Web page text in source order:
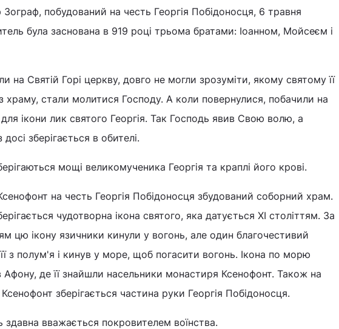
побудований на честь Георгія Побідоносця, 6 травня
була заснована в 919 році трьома братами: Іоанном, Мойсеєм і
на Святій Горі церкву, довго не могли зрозуміти, якому святому її
храму, стали молитися Господу. А коли повернулися, побачили на
ікони лик святого Георгія. Так Господь явив Свою волю, а
зберігається в обителі.
мощі великомученика Георгія та краплі його крові.
на честь Георгія Побідоносця збудований соборний храм.
чудотворна ікона святого, яка датується XI століттям. За
цю ікону язичники кинули у вогонь, але один благочестивий
з полум'я і кинув у море, щоб погасити вогонь. Ікона по морю
Афону, де її знайшли насельники монастиря Ксенофонт. Також на
Ксенофонт зберігається частина руки Георгія Побідоносця.
здавна вважається покровителем воїнства.